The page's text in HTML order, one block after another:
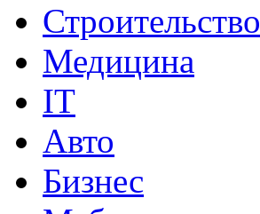
Строительство
Медицина
IT
Авто
Бизнес